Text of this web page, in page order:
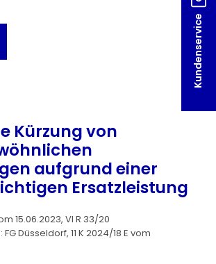
Kundenservice
Kürzung von
aufgrund einer
Ersatzleistung
15.06.2023, VI R 33/20
Düsseldorf, 11 K 2024/18 E vom